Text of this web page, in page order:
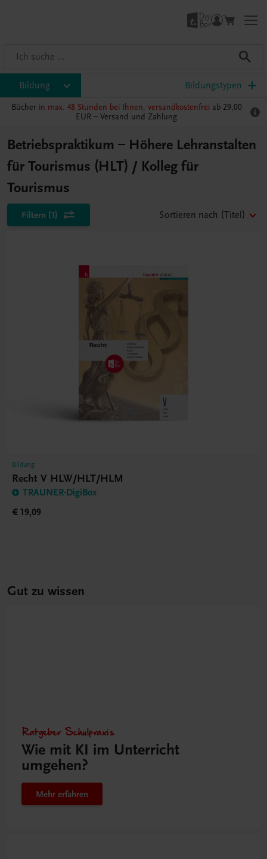
Bildung Bildungstypen
Bücher in max. 48 Stunden bei Ihnen, versandkostenfrei ab 29,00
EUR – Versand und Zahlung
Betriebspraktikum – Höhere Lehranstalten
für Tourismus (HLT) / Kolleg für
Tourismus
Filtern (1) Sortieren nach (Titel)
Bildung
Recht V HLW/HLT/HLM
TRAUNER-DigiBox
€ 19,09
Gut zu wissen
Ratgeber Schulpraxis
Wie mit KI im Unterricht
umgehen?
Mehr erfahren